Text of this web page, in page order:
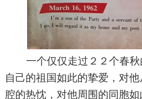
一个仅仅走过２２个春
自己的祖国如此的挚爱，对
腔的热忱，对他周围的同胞